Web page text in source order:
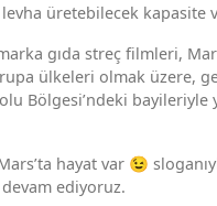
üretebilecek kapasite
gıda streç filmleri,
ülkeleri olmak üzere,
Bölgesi’ndeki
hayat var 😉
ediyoruz.